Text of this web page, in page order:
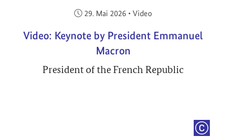
Veröffentlicht am:
29. Mai 2026 • Video
Video: Keynote by President Emmanuel
Macron
President of the French Republic